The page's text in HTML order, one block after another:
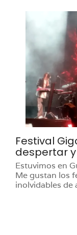
Festival
despertar
Estuvimos en
Me gustan los
inolvidables de